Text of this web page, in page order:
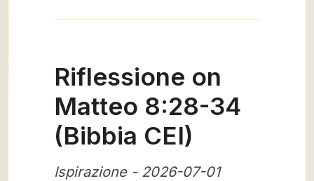
Riflessione on
Matteo 8:28-34
(Bibbia CEI)
Ispirazione - 2026-07-01